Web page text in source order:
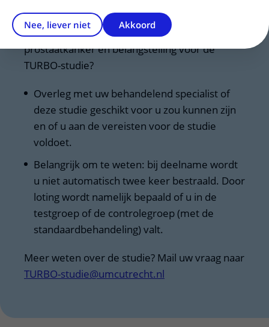
Heeft u beperkt-risico (intermediate-risk
prostaatkanker en belangstelling voor de
TURBO-studie?
Overleg met uw behandelend specialist of
deze studie geschikt voor u zou kunnen zijn
en of u aan de vereisten voor de studie
voldoet.
Belangrijk om te weten: bij deelname wordt
u niet automatisch twee keer bestraald. Door
loting wordt namelijk bepaald of u in de
testgroep of de controlegroep (met de
standaardbehandeling) valt.
Meer weten over de studie? Mail uw vraag naar
TURBO-studie@umcutrecht.nl
Nee, liever niet Akkoord